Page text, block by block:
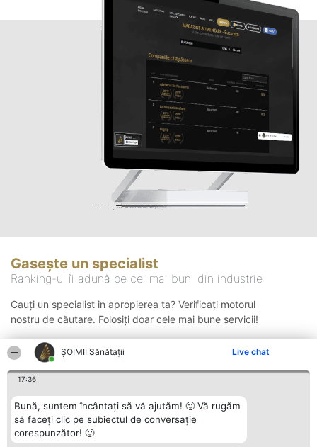
ŞOIMII Sănătații Live chat
17:36
Bună, suntem încântați să vă ajutăm! 🙂 Vă rugăm
să faceți clic pe subiectul de conversație
corespunzător! 🙂
Gasește un specialist
Ranking-ul îi adună pe cei mai buni din industrie
Cauți un specialist in apropierea ta? Verificați motorul
nostru de căutare. Folosiți doar cele mai bune servicii!